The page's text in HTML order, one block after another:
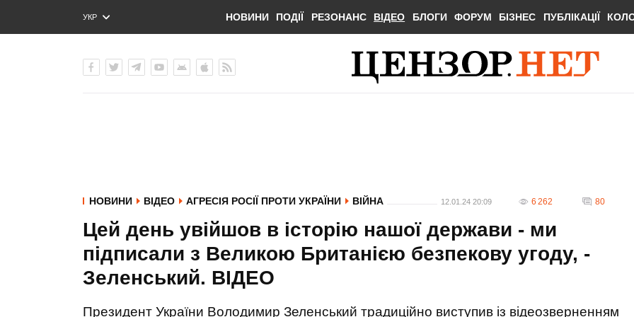
УКР
ENG
НОВИНИ ПОДІЇ РЕЗОНАНС ВІДЕО БЛОГИ ФОРУМ БІЗНЕС ПУБЛІКАЦІЇ
НОВИНИ ВІДЕО АГРЕСІЯ РОСІЇ ПРОТИ УКРАЇНИ ВІЙНА 12.01.24 20:09 6 262 80
Цей день увійшов в історію нашої держави - ми
підписали з Великою Британією безпекову угоду, -
Зеленський. ВIДЕО
Президент України Володимир Зеленський традиційно виступив із відеозверненням